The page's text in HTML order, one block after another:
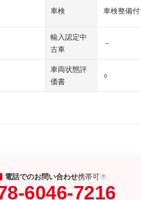
車検 車検整備付
輸入認定中
古車
－
車両状態評
価書
○
電話でのお問い合わせ携帯可
6046-7216